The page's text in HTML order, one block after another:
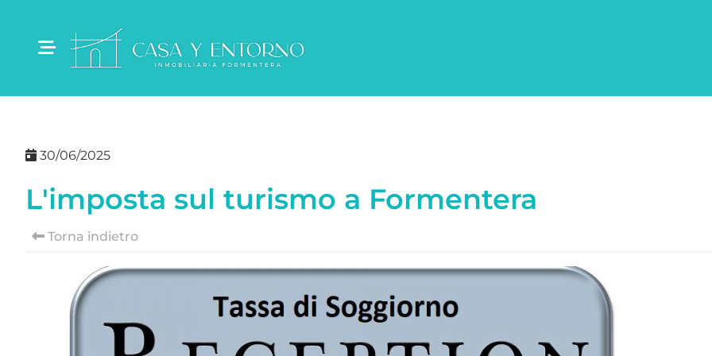
L'imposta sul turismo a Formentera
Torna indietro
30/06/2025